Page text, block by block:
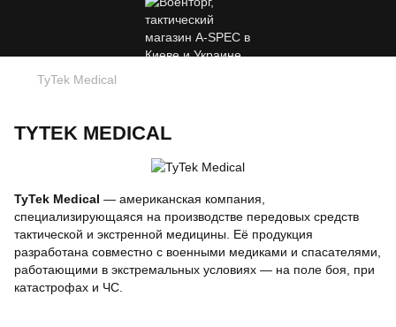
TyTek Medical
TYTEK MEDICAL
TyTek Medical — американская компания,
специализирующаяся на производстве передовых средств
тактической и экстренной медицины. Её продукция
разработана совместно с военными медиками и спасателями,
работающими в экстремальных условиях — на поле боя, при
катастрофах и ЧС.